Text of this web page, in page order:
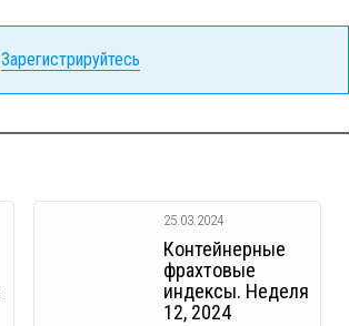
Зарегистрируйтесь
25.03.2024
Контейнерные
фрахтовые
индексы. Неделя
12, 2024